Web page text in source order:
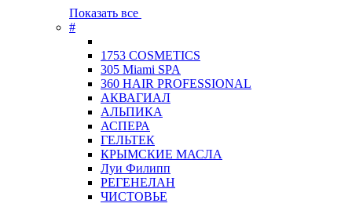
Показать все
#
1753 COSMETICS
305 Miami SPA
360 HAIR PROFESSIONAL
АКВАГИАЛ
АЛЬПИКА
АСПЕРА
ГЕЛЬТЕК
КРЫМСКИЕ МАСЛА
Луи Филипп
РЕГЕНЕЛАН
ЧИСТОВЬЕ